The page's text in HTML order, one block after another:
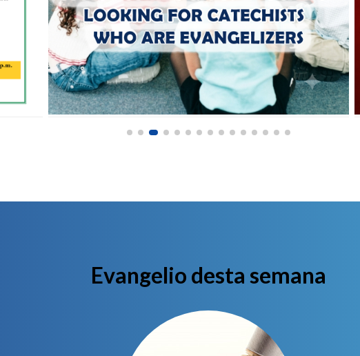
Evangelio desta semana